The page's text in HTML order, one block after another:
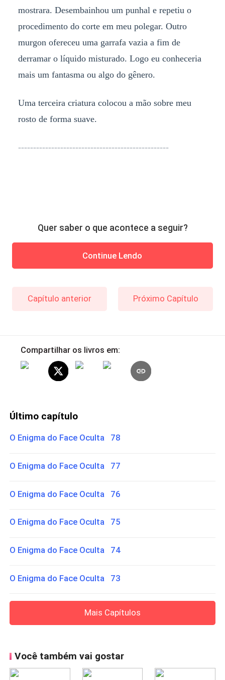
mostrara. Desembainhou um punhal e repetiu o
procedimento do corte em meu polegar. Outro
murgon ofereceu uma garrafa vazia a fim de
derramar o líquido misturado. Logo eu conheceria
mais um fantasma ou algo do gênero.
Uma terceira criatura colocou a mão sobre meu
rosto de forma suave.
--------------------------------------------------
Quer saber o que acontece a seguir?
Continue Lendo
Capítulo anterior Próximo Capítulo
Compartilhar os livros em:
Último capítulo
O Enigma do Face Oculta 78
O Enigma do Face Oculta 77
O Enigma do Face Oculta 76
O Enigma do Face Oculta 75
O Enigma do Face Oculta 74
O Enigma do Face Oculta 73
Mais Capítulos
Você também vai gostar